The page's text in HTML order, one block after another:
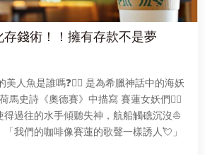
錢術！！擁有存款不是夢
人魚是誰嗎❓🧜‍♀ 是為希臘神話中的海妖
馬史詩《奧德賽》中描寫 賽蓮女妖們🧜‍♀
過往的水手傾聽失神，航船觸礁沉沒⛵
我們的咖啡像賽蓮的歌聲一樣誘人💘」